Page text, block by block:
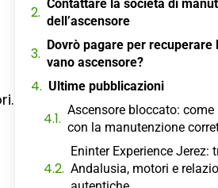
Contattare la società di
dell’ascensore
Dovrò pagare per recuperare
vano ascensore?
Ultime pubblicazioni
Ascensore bloccato: come
con la manutenzione
Eninter Experience Jerez:
Andalusia, motori e